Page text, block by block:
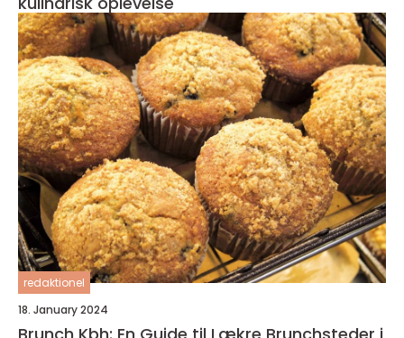
redaktionel
18. January 2024